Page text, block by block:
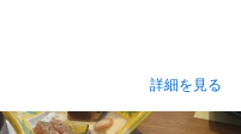
詳細を見る